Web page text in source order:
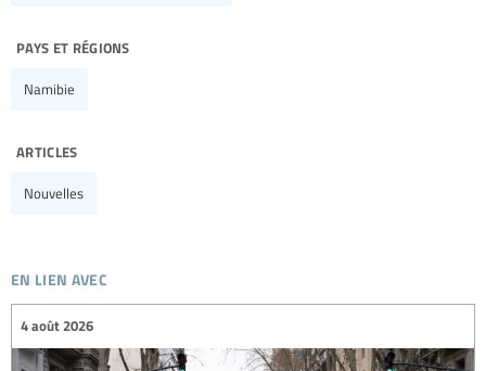
pays et régions
Namibie
articles
Nouvelles
en lien avec
4 août 2026